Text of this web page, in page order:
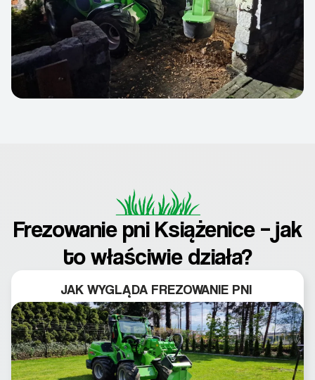
Frezowanie pni Książenice – jak
to właściwie działa?
JAK WYGLĄDA FREZOWANIE PNI